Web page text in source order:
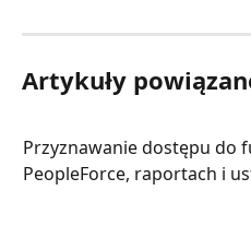
Artykuły
Przyznawanie dostępu do
PeopleForce, raportach i